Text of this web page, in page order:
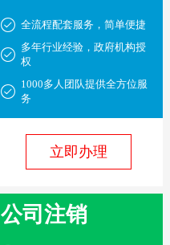
全流程配套服务，简单便捷
多年行业经验，政府机构授
权
1000多人团队提供全方位服
务
立即办理
公司注销